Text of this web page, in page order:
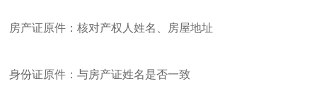
房产证原件：核对产权人姓名、房屋地址
身份证原件：与房产证姓名是否一致